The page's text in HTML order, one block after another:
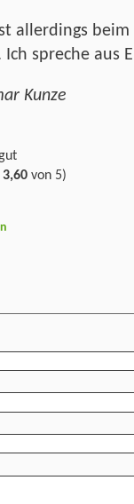
allerdings
Ich spreche aus
Kunze
3,60 von 5)